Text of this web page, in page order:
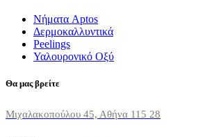
Νήματα Aptos
Δερμοκαλλυντικά
Peelings
Υαλουρονικό Οξύ
Θα μας βρείτε
Μιχαλακοπούλου 45, Αθήνα 115 28